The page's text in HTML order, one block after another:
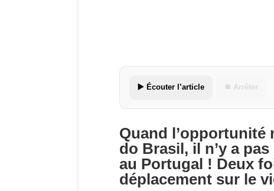
▶️ Écouter l’article ⏹ Arrêter
Quand l’opportunité
do Brasil, il n’y a
au Portugal ! Deux
déplacement sur le